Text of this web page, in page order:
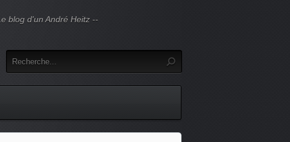
blog d'un André Heitz --